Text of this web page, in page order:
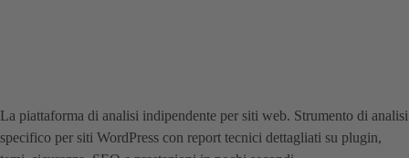
La piattaforma di analisi indipendente per siti web. Strumento di analisi
specifico per siti WordPress con report tecnici dettagliati su plugin,